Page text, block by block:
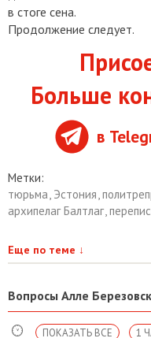
в стоге сена.
Продолжение следует.
Больше
в
Метки:
тюрьма, Эстония,
архипелаг Балтлаг,
Еще по теме ↓
Вопросы Алле
1
ПОКАЗАТЬ ВСЕ